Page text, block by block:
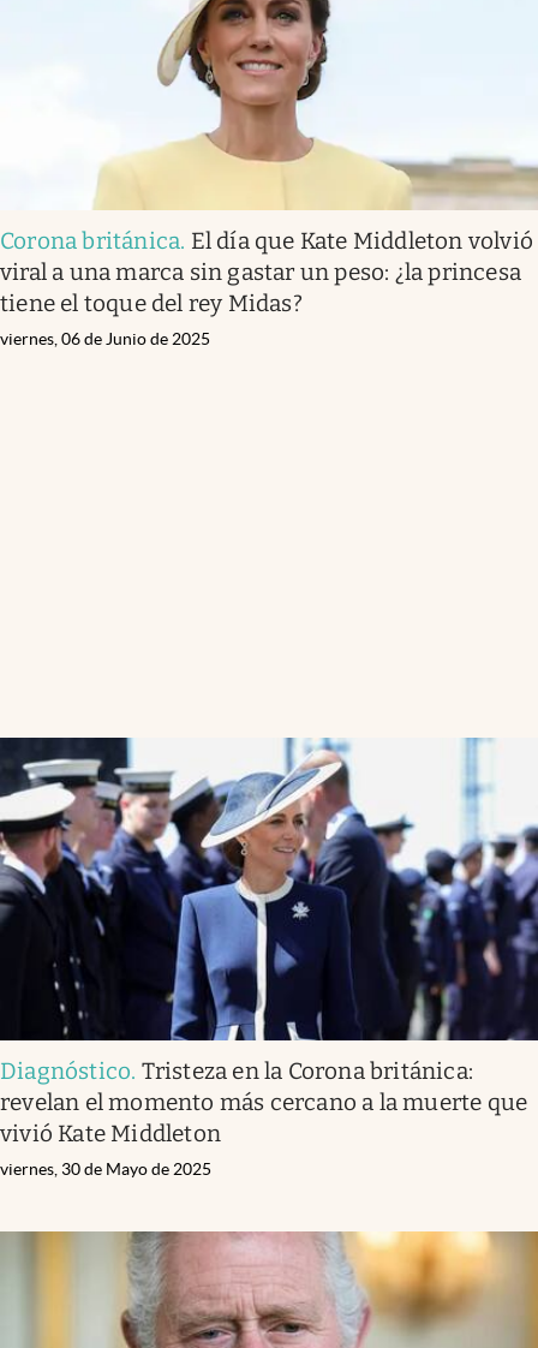
Corona británica. El día que Kate Middleton volvió
viral a una marca sin gastar un peso: ¿la princesa
tiene el toque del rey Midas?
viernes, 06 de Junio de 2025
Diagnóstico. Tristeza en la Corona británica:
revelan el momento más cercano a la muerte que
vivió Kate Middleton
viernes, 30 de Mayo de 2025